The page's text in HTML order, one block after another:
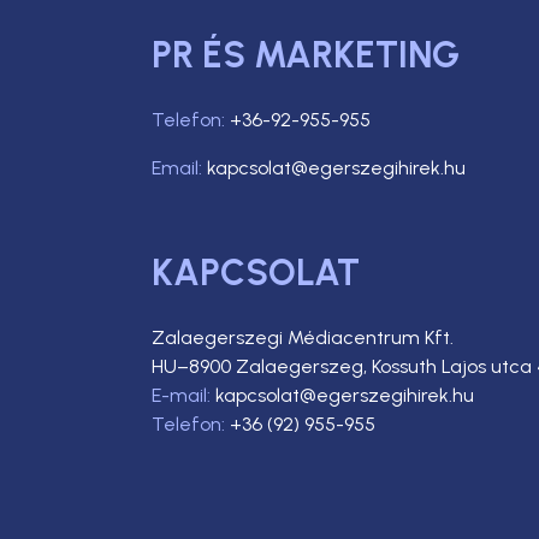
PR ÉS MARKETING
Telefon: +36-92-955-955
Email: kapcsolat@egerszegihirek.hu
KAPCSOLAT
Zalaegerszegi Médiacentrum Kft.
HU–8900 Zalaegerszeg, Kossuth Lajos utca
E-mail: kapcsolat@egerszegihirek.hu
Telefon: +36 (92) 955-955